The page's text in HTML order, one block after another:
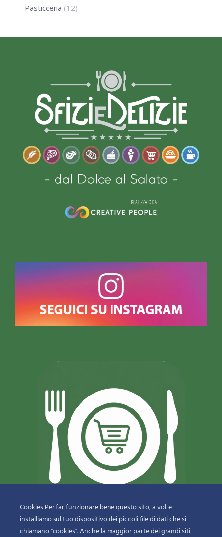
Pasticceria (12)
© 2018-2020 CopyrightSfizi & Delizie di Dragotto Gaetano & C.
Snc
Cookies Per far funzionare bene questo sito, a volte
installiamo sul tuo dispositivo dei piccoli file di dati che si
chiamano "cookies". Anche la maggior parte dei grandi siti